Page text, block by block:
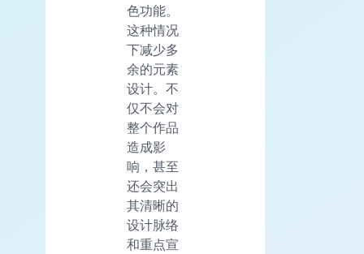
色功能。
这种情况
下减少多
余的元素
设计。不
仅不会对
整个作品
造成影
响，甚至
还会突出
其清晰的
设计脉络
和重点宣